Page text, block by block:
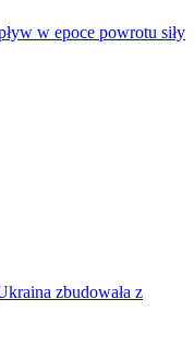
w epoce powrotu siły
zbudowała z